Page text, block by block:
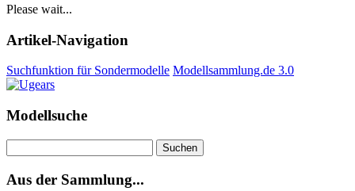
Please wait...
Artikel-Navigation
Suchfunktion für Sondermodelle Modellsammlung.de 3.0
Modellsuche
nach:
Aus der Sammlung...